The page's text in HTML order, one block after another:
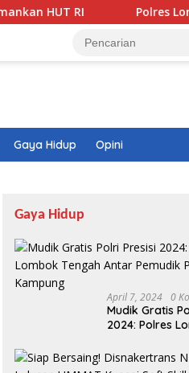
Polres Lombok Timur
Gaya Hidup Opini
Gaya Hidup
April 7, 2024 0
Mudik Gratis
2024: Polres
Pulang